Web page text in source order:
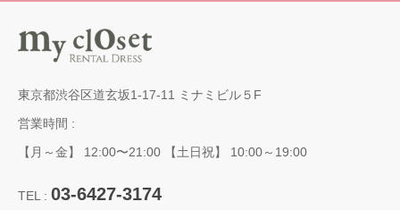
東京都渋谷区道玄坂1-17-11 ミナミビル５F
営業時間 :
【月～金】 12:00〜21:00 【土日祝】 10:00～19:00
TEL : 03-6427-3174